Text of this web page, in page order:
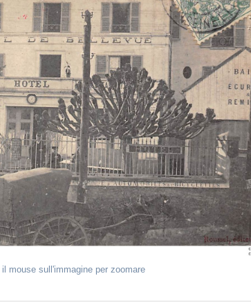
il mouse sull'immagine per zoomare